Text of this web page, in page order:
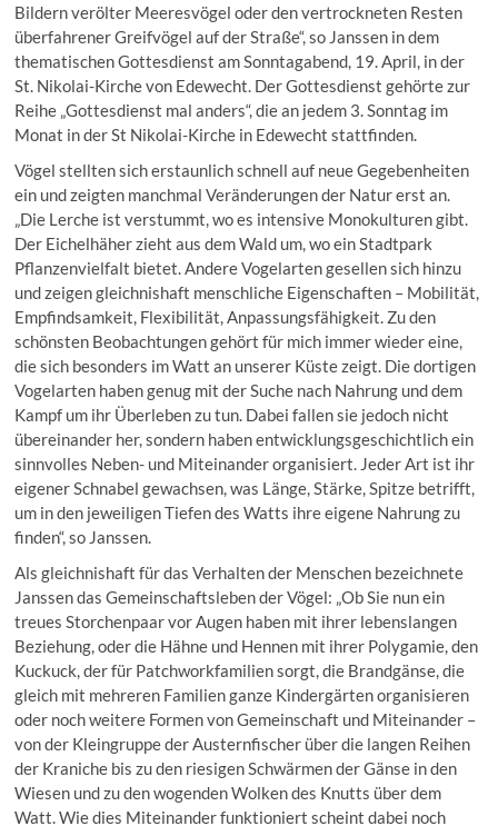
Bildern verölter Meeresvögel oder den vertrockneten Resten
überfahrener Greifvögel auf der Straße“, so Janssen in dem
thematischen Gottesdienst am Sonntagabend, 19. April, in der
St. Nikolai-Kirche von Edewecht. Der Gottesdienst gehörte zur
Reihe „Gottesdienst mal anders“, die an jedem 3. Sonntag im
Monat in der St Nikolai-Kirche in Edewecht stattfinden.
Vögel stellten sich erstaunlich schnell auf neue Gegebenheiten
ein und zeigten manchmal Veränderungen der Natur erst an.
„Die Lerche ist verstummt, wo es intensive Monokulturen gibt.
Der Eichelhäher zieht aus dem Wald um, wo ein Stadtpark
Pflanzenvielfalt bietet. Andere Vogelarten gesellen sich hinzu
und zeigen gleichnishaft menschliche Eigenschaften – Mobilität,
Empfindsamkeit, Flexibilität, Anpassungsfähigkeit. Zu den
schönsten Beobachtungen gehört für mich immer wieder eine,
die sich besonders im Watt an unserer Küste zeigt. Die dortigen
Vogelarten haben genug mit der Suche nach Nahrung und dem
Kampf um ihr Überleben zu tun. Dabei fallen sie jedoch nicht
übereinander her, sondern haben entwicklungsgeschichtlich ein
sinnvolles Neben- und Miteinander organisiert. Jeder Art ist ihr
eigener Schnabel gewachsen, was Länge, Stärke, Spitze betrifft,
um in den jeweiligen Tiefen des Watts ihre eigene Nahrung zu
finden“, so Janssen.
Als gleichnishaft für das Verhalten der Menschen bezeichnete
Janssen das Gemeinschaftsleben der Vögel: „Ob Sie nun ein
treues Storchenpaar vor Augen haben mit ihrer lebenslangen
Beziehung, oder die Hähne und Hennen mit ihrer Polygamie, den
Kuckuck, der für Patchworkfamilien sorgt, die Brandgänse, die
gleich mit mehreren Familien ganze Kindergärten organisieren
oder noch weitere Formen von Gemeinschaft und Miteinander –
von der Kleingruppe der Austernfischer über die langen Reihen
der Kraniche bis zu den riesigen Schwärmen der Gänse in den
Wiesen und zu den wogenden Wolken des Knutts über dem
Watt. Wie dies Miteinander funktioniert scheint dabei noch